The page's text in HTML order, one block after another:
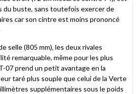
du buste, sans toutefois exercer de
car son cintre est moins prononcé
selle (805 mm), les deux rivales
remarquable, même pour les plus
07 prend un petit avantage en la
taré plus souple que celui de la Verte
supplémentaires sous le poids